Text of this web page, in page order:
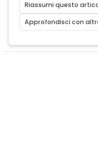
Riassumi questo
Approfondisci con